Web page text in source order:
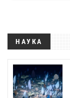
НАУКА